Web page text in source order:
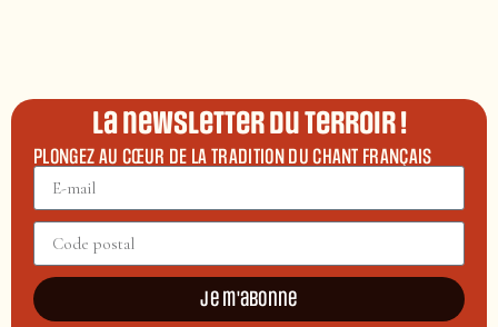
La newsletter du terroir !
PLONGEZ AU CŒUR DE LA TRADITION DU CHANT FRANÇAIS
Je m'abonne